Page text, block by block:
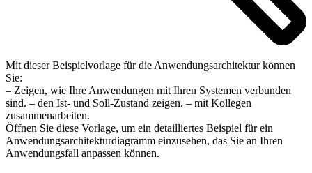
Mit dieser Beispielvorlage für die Anwendungsarchitektur können
Sie:
– Zeigen, wie Ihre Anwendungen mit Ihren Systemen verbunden
sind. – den Ist- und Soll-Zustand zeigen. – mit Kollegen
zusammenarbeiten.
Öffnen Sie diese Vorlage, um ein detailliertes Beispiel für ein
Anwendungsarchitekturdiagramm einzusehen, das Sie an Ihren
Anwendungsfall anpassen können.